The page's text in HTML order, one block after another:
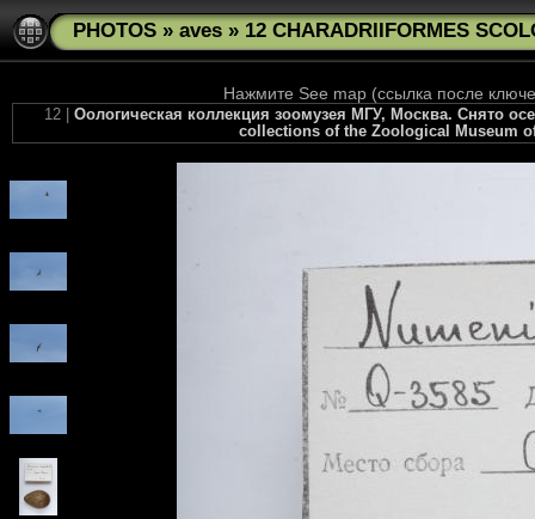
PHOTOS » aves » 12 CHARADRIIFORMES
Нажмите See map (ссылка после
12 | Оологическая коллекция зоомузея МГУ, Москва. Снято
collections of the Zoological Museum